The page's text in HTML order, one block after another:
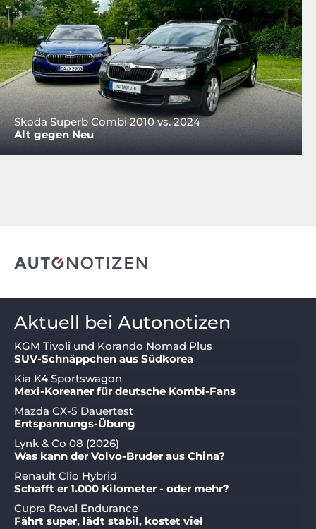
Skoda Superb Combi 2010 vs. 2024
Alt gegen Neu
Aktuell bei Autonotizen
KGM Tivoli und Korando Nomad Plus
SUV-Schnäppchen aus Südkorea
Kia K4 Sportswagon
Mexi-Koreaner für deutsche Kombi-Fans
Mazda CX-5 Dauertest
Entspannungs-Übung
Lynk & Co 08 (2026)
Was kann der Volvo-Bruder aus China?
Renault Clio Hybrid
Schafft er 1.000 Kilometer - oder mehr?
Cupra Raval Endurance
Fährt super, lädt stabil, kostet viel